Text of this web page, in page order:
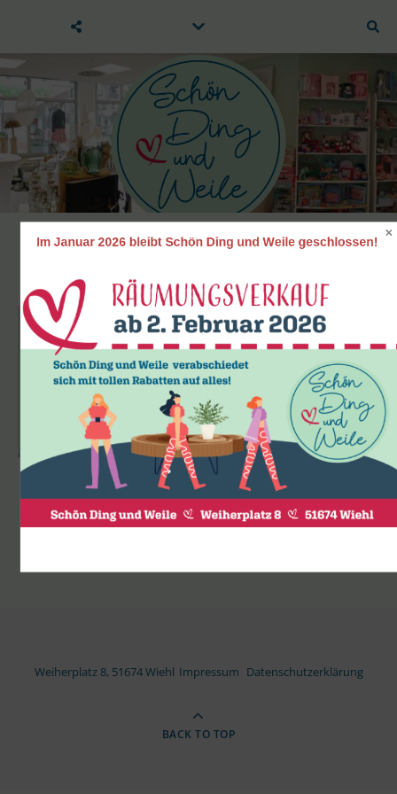
Mode Design Geschenke
Weiherplatz 8, 51674 Wiehl Impressum Datenschutzerklärung
BACK TO TOP
Im Januar 2026 bleibt Schön Ding und Weile geschlossen!